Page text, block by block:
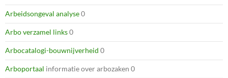
Arbeidsongeval analyse0
Arbo verzamel links0
Arbocatalogi-bouwnijverheid 0
Arboportaal informatie over arbozaken 0